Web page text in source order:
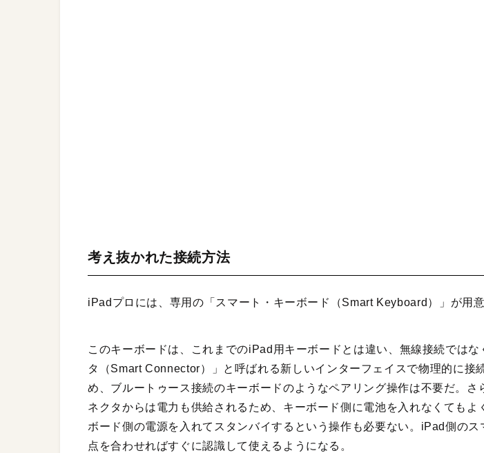
考え抜かれた接続方法
iPadプロには、専用の「スマート・キーボード（Smart Keyboard）」が用意
このキーボードは、これまでのiPad用キーボードとは違い、無線接続ではな
タ（Smart Connector）」と呼ばれる新しいインターフェイスで物理的に接
め、ブルートゥース接続のキーボードのようなペアリング操作は不要だ。さ
ネクタからは電力も供給されるため、キーボード側に電池を入れなくてもよ
ボード側の電源を入れてスタンバイするという操作も必要ない。iPad側のス
点を合わせればすぐに認識して使えるようになる。